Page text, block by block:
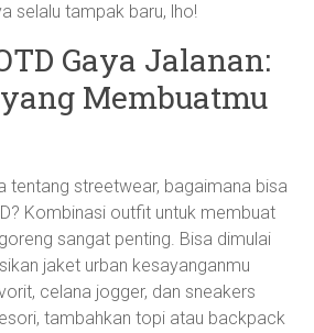
selalu tampak baru, lho!
Gaya Jalanan:
Membuatmu
tentang streetwear, bagaimana bisa
Kombinasi outfit untuk membuat
sangat penting. Bisa dimulai
jaket urban kesayanganmu
celana jogger, dan sneakers
tambahkan topi atau backpack